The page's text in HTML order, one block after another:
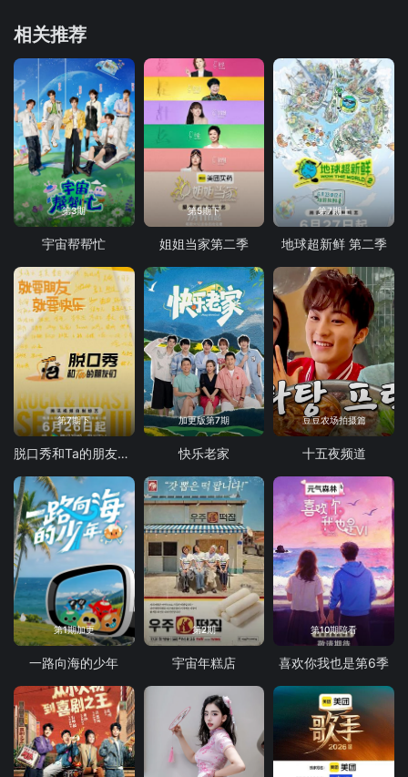
相关推荐
第3期
宇宙帮帮忙
第5期下
姐姐当家第二季
第7期上
地球超新鲜 第二季
第7期下
脱口秀和Ta的朋友们 第三季
加更版第7期
快乐老家
豆豆农场拍摄篇
十五夜频道
第1期加更
一路向海的少年
第2期
宇宙年糕店
第10期陪看
喜欢你我也是第6季